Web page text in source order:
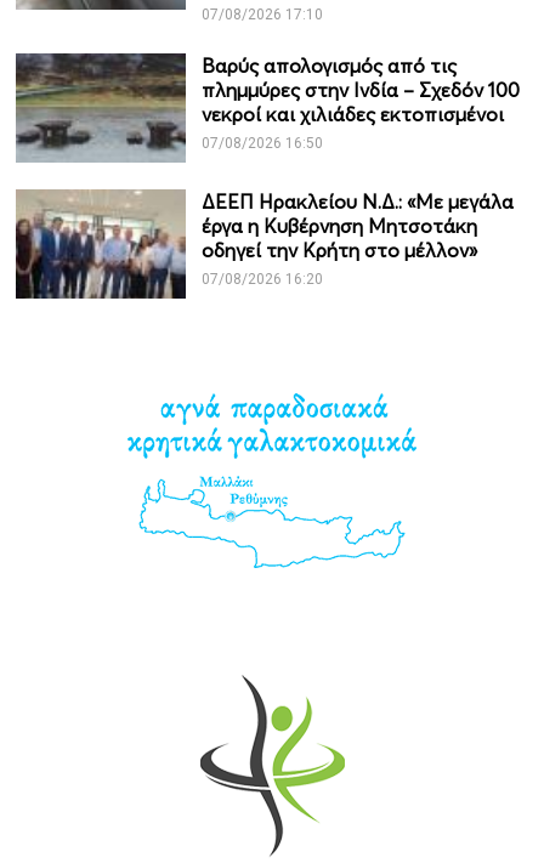
07/08/2026 17:10
Βαρύς απολογισμός από τις
πλημμύρες στην Ινδία – Σχεδόν 100
νεκροί και χιλιάδες εκτοπισμένοι
07/08/2026 16:50
ΔΕΕΠ Ηρακλείου Ν.Δ.: «Με μεγάλα
έργα η Κυβέρνηση Μητσοτάκη
οδηγεί την Κρήτη στο μέλλον»
07/08/2026 16:20